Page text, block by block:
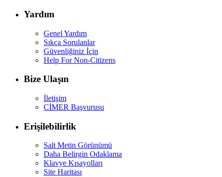
Yardım
Genel Yardım
Sıkça Sorulanlar
Güvenliğiniz İçin
Help For Non-Citizens
Bize Ulaşın
İletişim
CİMER Başvurusu
Erişilebilirlik
Salt Metin Görünümü
Daha Belirgin Odaklama
Klavye Kısayolları
Site Haritası